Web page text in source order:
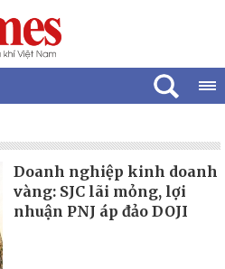
Doanh nghiệp kinh doanh
vàng: SJC lãi mỏng, lợi
nhuận PNJ áp đảo DOJI